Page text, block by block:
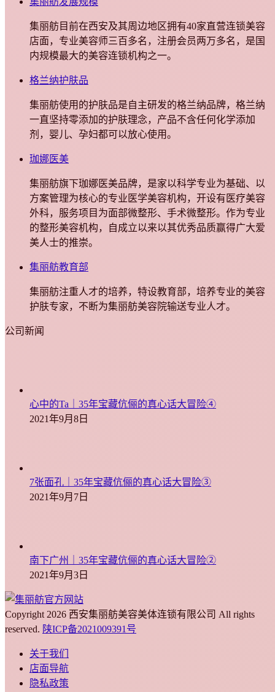
集丽舫目前在西安及其周边地区拥有40家直营连锁美容
店面，专业美容师三百多名，注册会员两万多名，是国
内规模最大的美容连锁机构之一。
格兰纳护肤品
集丽舫使用的护肤品是自主研发的格兰纳品牌，格兰纳
一直坚持零添加的护肤理念，产品不含任何化学添加
剂，婴儿、孕妇都可以放心使用。
珈娜医美
集丽舫旗下珈娜医美品牌，是家以科学专业为基础、以
方案管理为核心的专业医学美容机构，开设有医疗美容
外科，服务项目为面部微整形、手术微整形。作为专业
的整形美容机构，自成立以来以其优秀品质赢得广大爱
美人士的推崇。
集丽舫教育部
集丽舫注重人才的培养，特设教育部，培养专业的美容
护肤专家，不断为集丽舫美容院输送专业人才。
公司新闻
心中的Ta｜35年宝藏伉俪的真心话大冒险④
2021年9月8日
7张面孔｜35年宝藏伉俪的真心话大冒险③
2021年9月7日
南下广州｜35年宝藏伉俪的真心话大冒险②
2021年9月3日
Copyright 2026 西安集丽舫美容美体连锁有限公司 All rights
reserved. 陕ICP备2021009391号
关于我们
店面导航
隐私政策